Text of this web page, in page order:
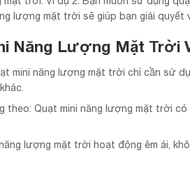
lượng mặt trời sẽ giúp bạn giải quyết
Năng Lượng Mặt Trời
mini năng lượng mặt trời chỉ cần sử
theo: Quạt mini năng lượng mặt trời
lượng mặt trời hoạt động êm ái,